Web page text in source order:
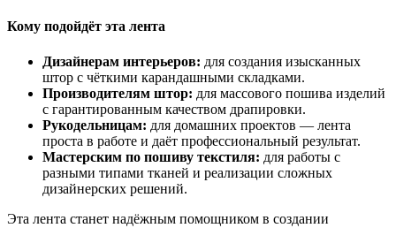
Кому подойдёт эта лента
Дизайнерам интерьеров: для создания изысканных
штор с чёткими карандашными складками.
Производителям штор: для массового пошива изделий
с гарантированным качеством драпировки.
Рукодельницам: для домашних проектов — лента
проста в работе и даёт профессиональный результат.
Мастерским по пошиву текстиля: для работы с
разными типами тканей и реализации сложных
дизайнерских решений.
Эта лента станет надёжным помощником в создании